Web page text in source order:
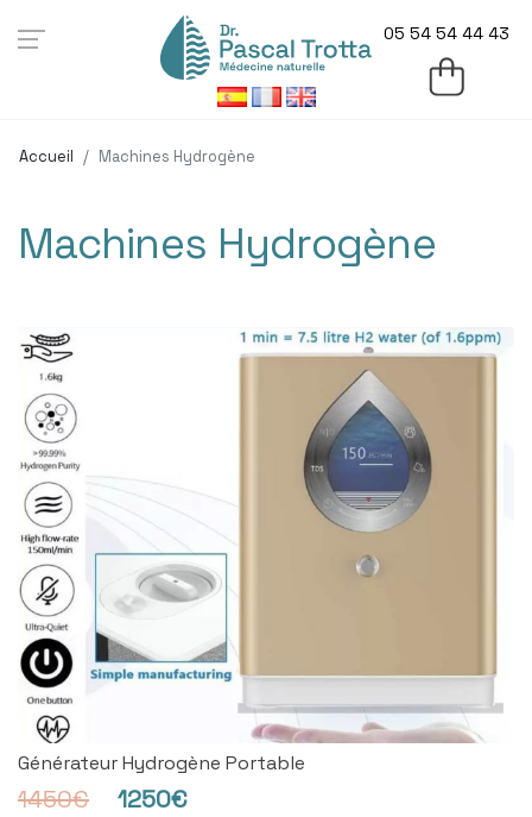
05 54 54 44 43
Accueil Machines Hydrogène
Machines Hydrogène
Générateur Hydrogène Portable
1450€ 1250€